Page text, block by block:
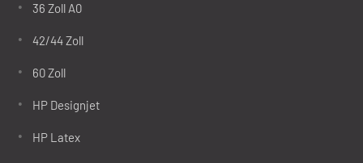
36 Zoll A0
42/44 Zoll
60 Zoll
HP Designjet
HP Latex